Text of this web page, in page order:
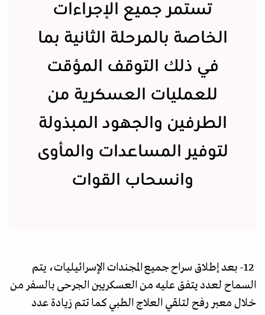
تستمر جميع الإجراءات
الخاصة بالمرحلة الثانية بما
في ذلك التوقف المؤقت
للعمليات العسكرية من
الطرفين والجهود المبذولة
لتوفير المساعدات والمأوى
وانسحاب القوات
12- بعد إطلاق سراح جميع المجندات الإسرائيليات، يتم
السماح لعدد يتفق عليه من العسكريين الجرحى بالسفر من
خلال معبر رفح لتلقي العلاج الطبي كما تتم زيادة عدد